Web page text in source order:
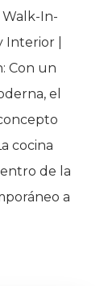
Walk-In-
Interior |
Con un
el
cocina
de la
a